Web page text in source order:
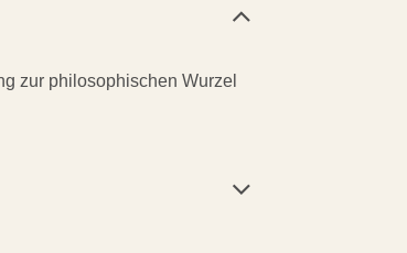
zur philosophischen Wurzel